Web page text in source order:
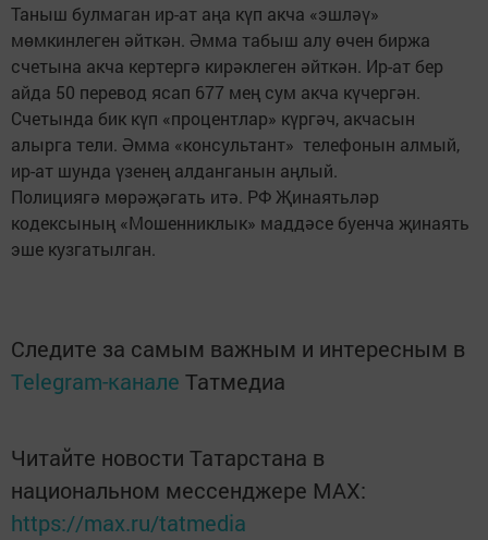
Таныш булмаган ир-ат аңа күп акча «эшләү»
мөмкинлеген әйткән. Әмма табыш алу өчен биржа
счетына акча кертергә кирәклеген әйткән. Ир-ат бер
айда 50 перевод ясап 677 мең сум акча күчергән.
Счетында бик күп «процентлар» күргәч, акчасын
алырга тели. Әмма «консультант» телефонын алмый,
ир-ат шунда үзенең алданганын аңлый.
Полициягә мөрәҗәгать итә. РФ Җинаятьләр
кодексының «Мошенниклык» маддәсе буенча җинаять
эше кузгатылган.
Следите за самым важным и интересным в
Telegram-канале Татмедиа
Читайте новости Татарстана в
национальном мессенджере MАХ:
https://max.ru/tatmedia